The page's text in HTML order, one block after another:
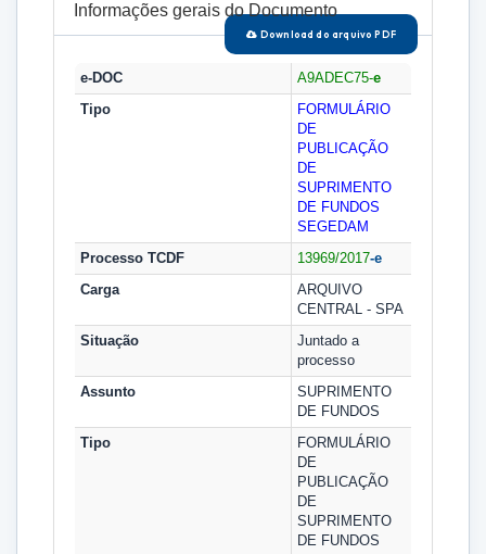
Informações gerais do Documento
Download do arquivo PDF
e-DOC A9ADEC75-e
Tipo
FORMULÁRIO
DE
PUBLICAÇÃO
DE
SUPRIMENTO
DE FUNDOS
SEGEDAM
Processo TCDF
13969/2017-e
Carga
ARQUIVO
CENTRAL - SPA
Situação
Juntado a
processo
Assunto
SUPRIMENTO
DE FUNDOS
Tipo
FORMULÁRIO
DE
PUBLICAÇÃO
DE
SUPRIMENTO
DE FUNDOS